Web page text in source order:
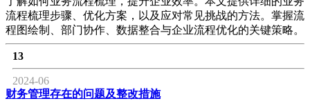
流程梳理步骤、优化方案，以及应对常见挑战的方法。掌握流
程图绘制、部门协作、数据整合与企业流程优化的关键策略。
13
2024-06
财务管理存在的问题及整改措施